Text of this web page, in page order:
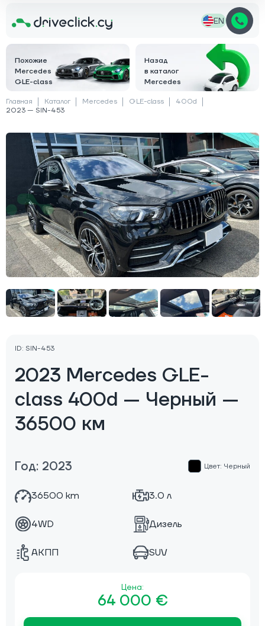
EN
Похожие
Mercedes
GLE-class
Назад
в каталог
Mercedes
Главная Каталог Mercedes GLE-class
400d
2023 — SIN-453
ID: SIN-453
2023 Mercedes GLE-
class 400d — Черный —
36500 км
Год: 2023 Цвет: Черный
36500 km 3.0 л
4WD Дизель
АКПП SUV
Цена:
64 000 €